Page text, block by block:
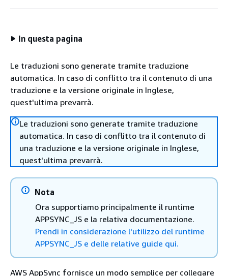
In questa pagina
Le traduzioni sono generate tramite traduzione
automatica. In caso di conflitto tra il contenuto di una
traduzione e la versione originale in Inglese,
quest'ultima prevarrà.
Le traduzioni sono generate tramite traduzione
automatica. In caso di conflitto tra il contenuto di
una traduzione e la versione originale in Inglese,
quest'ultima prevarrà.
Nota
Ora supportiamo principalmente il runtime
APPSYNC_JS e la relativa documentazione.
Prendi in considerazione l'utilizzo del runtime
APPSYNC_JS e delle relative guide qui.
AWS AppSync fornisce un modo semplice per collegare